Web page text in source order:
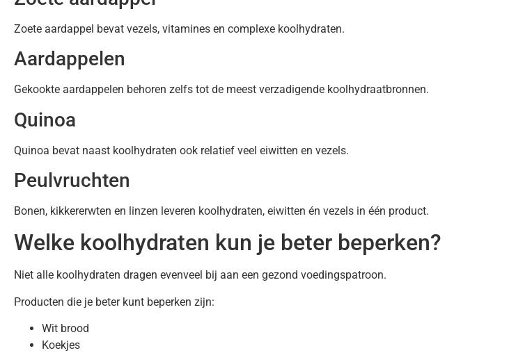
Zoete aardappel bevat vezels, vitamines en complexe koolhydraten.
Aardappelen
Gekookte aardappelen behoren zelfs tot de meest verzadigende koolhydraatbronnen.
Quinoa
Quinoa bevat naast koolhydraten ook relatief veel eiwitten en vezels.
Peulvruchten
Bonen, kikkererwten en linzen leveren koolhydraten, eiwitten én vezels in één product.
Welke koolhydraten kun je beter beperken?
Niet alle koolhydraten dragen evenveel bij aan een gezond voedingspatroon.
Producten die je beter kunt beperken zijn:
Wit brood
Koekjes